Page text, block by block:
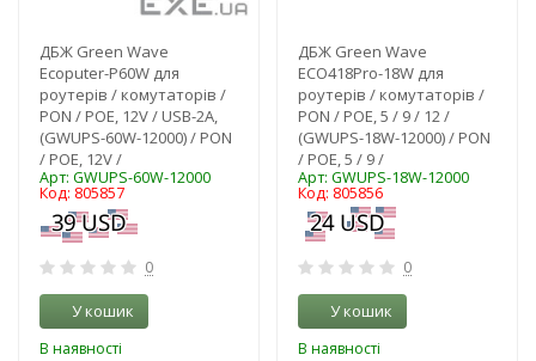
ДБЖ Green Wave
Ecoputer-P60W для
роутерів / комутаторів /
PON / POE, 12V / USB-2A,
(GWUPS-60W-12000) / PON
/ POE, 12V /
Арт: GWUPS-60W-12000
Код: 805857
0
У кошик
В наявності
ДБЖ Green Wave
ECO418Pro-18W для
роутерів / комутаторів /
PON / POE, 5 / 9 / 12 /
(GWUPS-18W-12000) / PON
/ POE, 5 / 9 /
Арт: GWUPS-18W-12000
Код: 805856
0
У кошик
В наявності